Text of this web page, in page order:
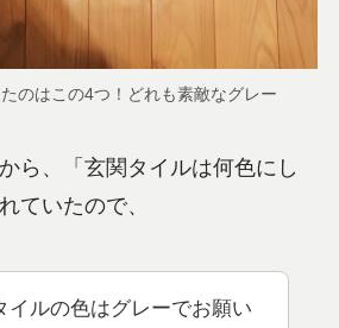
のはこの4つ！どれも素敵なグレー
ら、「玄関タイルは何色にし
ていたので、
イルの色はグレーでお願い